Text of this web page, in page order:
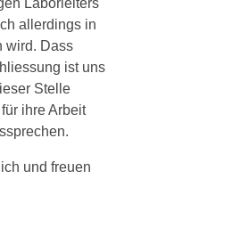
Laborleiters
allerdings in
wird. Dass
ist uns
Stelle
ihre Arbeit
und freuen